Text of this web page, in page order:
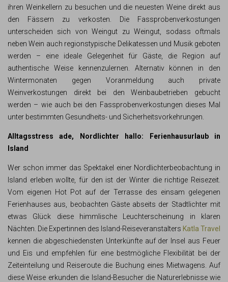
ihren Weinkellern zu besuchen und die neuesten Weine direkt aus
den Fässern zu verkosten. Die Fassprobenverkostungen
unterscheiden sich von Weingut zu Weingut, sodass oftmals
neben Wein auch regionstypische Delikatessen und Musik geboten
werden – eine ideale Gelegenheit für Gäste, die Region auf
authentische Weise kennenzulernen. Alternativ können in den
Wintermonaten gegen Voranmeldung auch private
Weinverkostungen direkt bei den Weinbaubetrieben gebucht
werden – wie auch bei den Fassprobenverkostungen dieses Mal
unter bestimmten Gesundheits- und Sicherheitsvorkehrungen.
Alltagsstress ade, Nordlichter hallo: Ferienhausurlaub in
Island
Wer schon immer das Spektakel einer Nordlichterbeobachtung in
Island erleben wollte, für den ist der Winter die richtige Reisezeit.
Vom eigenen Hot Pot auf der Terrasse des einsam gelegenen
Ferienhauses aus, beobachten Gäste abseits der Stadtlichter mit
etwas Glück diese himmlische Leuchterscheinung in klaren
Nächten. Die Expertinnen des Island-Reiseveranstalters Katla Travel
kennen die abgeschiedensten Unterkünfte auf der Insel aus Feuer
und Eis und empfehlen für eine bestmögliche Flexibilität bei der
Zeiteinteilung und Reiseroute die Buchung eines Mietwagens. Auf
diese Weise erkunden die Island-Besucher die Naturerlebnisse wie